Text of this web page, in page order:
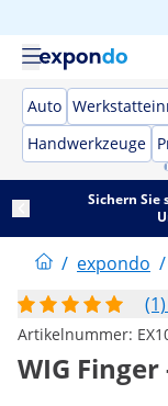
Auto
Handwerkzeuge
Sichern Sie
/ expondo /
Artikelnummer:
WIG